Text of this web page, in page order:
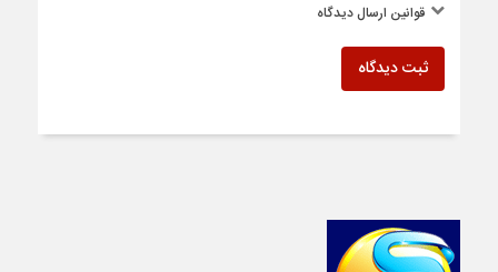
قوانین ارسال دیدگاه
ثبت دیدگاه